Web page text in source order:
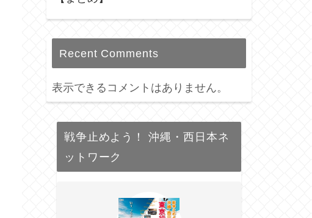
Recent Comments
表示できるコメントはありません。
戦争止めよう！ 沖縄・西日本ネ
ットワーク